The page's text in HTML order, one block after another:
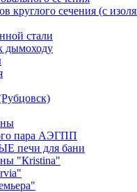
круглого сечения (с
стали
дымоходу
пара АЭГПП
печи для бани
"Кristina"